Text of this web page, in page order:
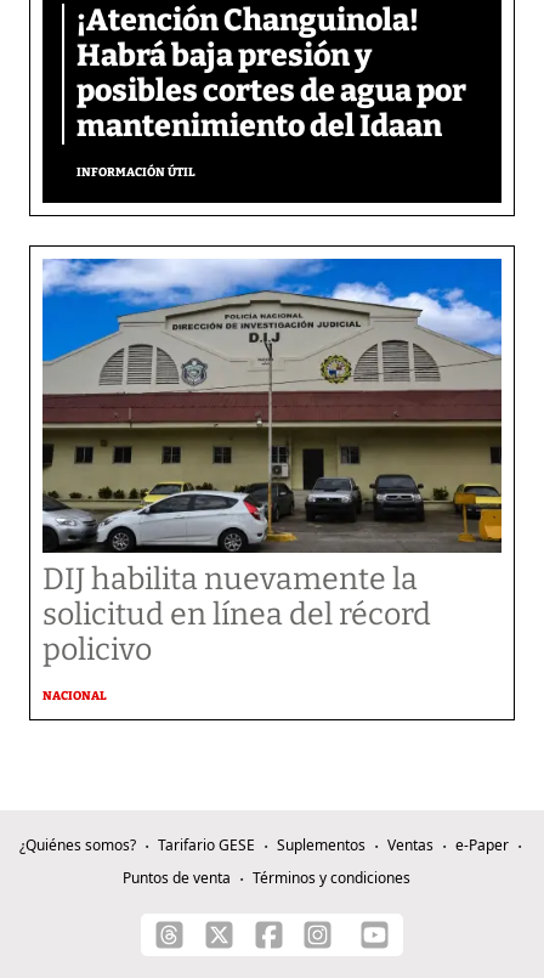
¡Atención Changuinola!
Habrá baja presión y
posibles cortes de agua por
mantenimiento del Idaan
INFORMACIÓN ÚTIL
DIJ habilita nuevamente la
solicitud en línea del récord
policivo
NACIONAL
¿Quiénes somos? Tarifario GESE Suplementos Ventas
e-Paper
Puntos de venta
Términos y condiciones